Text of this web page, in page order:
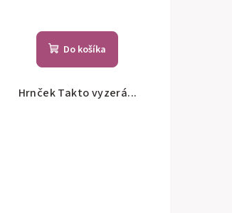
Do košíka
Hrnček Takto vyzerá...